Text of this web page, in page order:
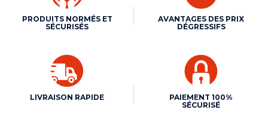
PRODUITS NORMÉS ET
SÉCURISÉS
AVANTAGES DES PRIX
DÉGRESSIFS
LIVRAISON RAPIDE
PAIEMENT 100%
SÉCURISÉ